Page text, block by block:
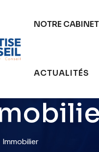
NOTRE CABINET
ACTUALITÉS
Immobilier